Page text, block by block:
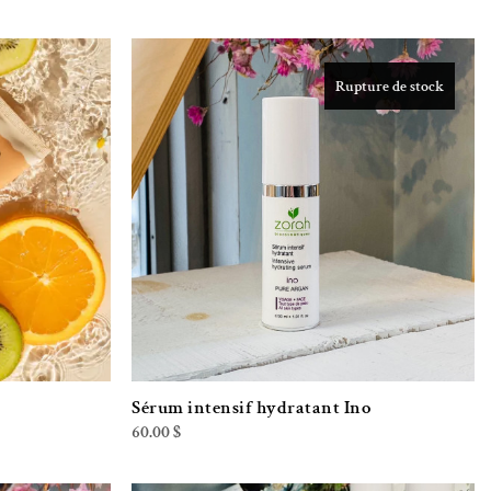
de souhaits Ajouter à la liste de souhaits
Rupture de stock
Sérum intensif hydratant Ino
60.00$